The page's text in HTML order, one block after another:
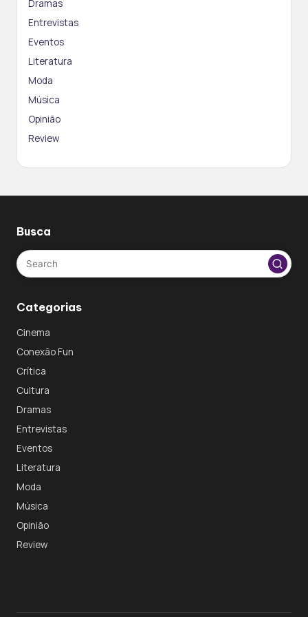
Dramas
Entrevistas
Eventos
Literatura
Moda
Música
Opinião
Review
Busca
Categorias
Cinema
Conexão Fun
Crítica
Cultura
Dramas
Entrevistas
Eventos
Literatura
Moda
Música
Opinião
Review